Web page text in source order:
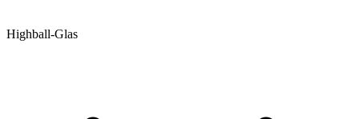
Highball-Glas